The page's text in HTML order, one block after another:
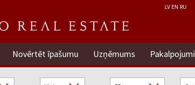
LV EN RU
Novērtēt īpašumu Uzņēmums Pakalpojumi